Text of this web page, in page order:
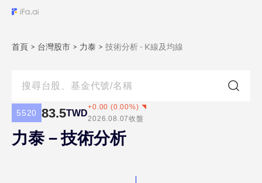
首頁 > 台灣股市 > 力泰 > 技術分析 - K線及均線
5520 83.5TWD
+0.00 (0.00%)
2026.08.07收盤
力泰－技術分析